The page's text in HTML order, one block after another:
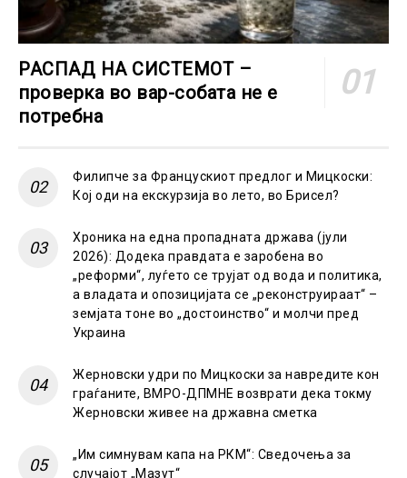
РАСПАД НА СИСТЕМОТ –
проверка во вар-собата не е
потребна
Филипче за Францускиот предлог и Мицкоски:
Кој оди на екскурзија во лето, во Брисел?
Хроника на една пропадната држава (јули
2026): Додека правдата е заробена во
„реформи“, луѓето се трујат од вода и политика,
а владата и опозицијата се „реконструираат“ –
земјата тоне во „достоинство“ и молчи пред
Украина
Жерновски удри по Мицкоски за навредите кон
граѓаните, ВМРО-ДПМНЕ возврати дека токму
Жерновски живее на државна сметка
„Им симнувам капа на РКМ“: Сведочења за
случајот „Мазут“